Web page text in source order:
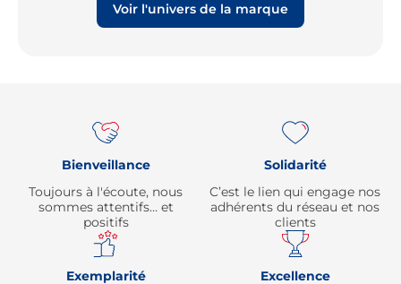
Voir l'univers de la marque
Bienveillance
Toujours à l'écoute, nous
sommes attentifs… et
positifs
Solidarité
C’est le lien qui engage nos
adhérents du réseau et nos
clients
Exemplarité
Excellence